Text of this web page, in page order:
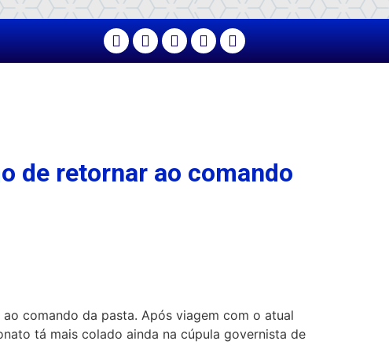
de retornar ao comando
comando da pasta. Após viagem com o atual
tá mais colado ainda na cúpula governista de